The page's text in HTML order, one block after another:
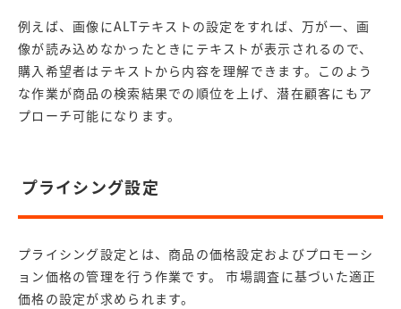
例えば、画像にALTテキストの設定をすれば、万が一、画
像が読み込めなかったときにテキストが表示されるので、
購入希望者はテキストから内容を理解できます。このよう
な作業が商品の検索結果での順位を上げ、潜在顧客にもア
プローチ可能になります。
プライシング設定
プライシング設定とは、商品の価格設定およびプロモーシ
ョン価格の管理を行う作業です。 市場調査に基づいた適正
価格の設定が求められます。